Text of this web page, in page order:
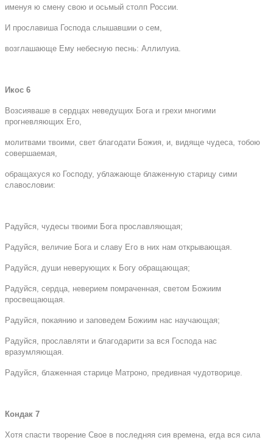
именуя ю смену свою и осьмый столп России.
И прославиша Господа слышавшии о сем,
возглашающе Ему небесную песнь: Аллилуиа.
Икос 6
Возсияваше в сердцах неведущих Бога и грехи многими
прогневляющих Его,
молитвами твоими, свет благодати Божия, и, видяще чудеса, тобою
совершаемая,
обращахуся ко Господу, ублажающе блаженную старицу сими
славословии:
Радуйся, чудесы твоими Бога прославляющая;
Радуйся, величие Бога и славу Его в них нам открывающая.
Радуйся, души неверующих к Богу обращающая;
Радуйся, сердца, неверием помраченная, светом Божиим
просвещающая.
Радуйся, покаянию и заповедем Божиим нас научающая;
Радуйся, прославляти и благодарити за вся Господа нас
вразумляющая.
Радуйся, блаженная старице Матроно, предивная чудотворице.
Кондак 7
Хотя спасти творение Свое в последняя сия времена, егда вся сила